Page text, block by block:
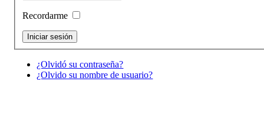
Recordarme
¿Olvidó su contraseña?
¿Olvido su nombre de usuario?